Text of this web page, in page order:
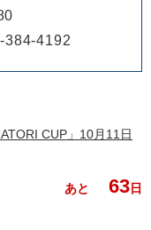
384-4192
CUP」10月11日
あと 63日